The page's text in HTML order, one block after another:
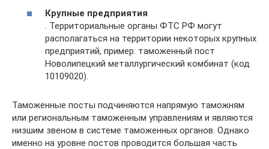
Крупные предприятия
. Территориальные органы ФТС РФ могут
располагаться на территории некоторых крупных
предприятий, пример: таможенный пост
Новолипецкий металлургический комбинат (код
10109020).
Таможенные посты подчиняются напрямую таможням
или региональным таможенным управлениям и являются
низшим звеном в системе таможенных органов. Однако
именно на уровне постов проводится большая часть